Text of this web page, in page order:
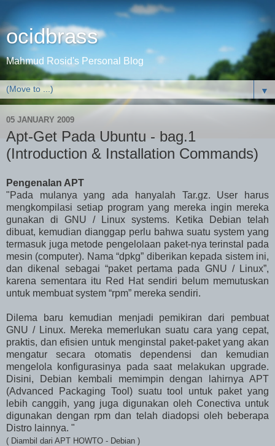
ocidbrass
Mahmud Rosid's Personal Blog
▼
05 JANUARY 2009
Apt-Get Pada Ubuntu - bag.1
(Introduction & Installation Commands)
Pengenalan APT
"Pada mulanya yang ada hanyalah Tar.gz. User harus
mengkompilasi setiap program yang mereka ingin mereka
gunakan di GNU / Linux systems. Ketika Debian telah
dibuat, kemudian dianggap perlu bahwa suatu system yang
termasuk juga metode pengelolaan paket-nya terinstal pada
mesin (computer). Nama “dpkg” diberikan kepada sistem ini,
dan dikenal sebagai “paket pertama pada GNU / Linux”,
karena sementara itu Red Hat sendiri belum memutuskan
untuk membuat system “rpm” mereka sendiri.
Dilema baru kemudian menjadi pemikiran dari pembuat
GNU / Linux. Mereka memerlukan suatu cara yang cepat,
praktis, dan efisien untuk menginstal paket-paket yang akan
mengatur secara otomatis dependensi dan kemudian
mengelola konfigurasinya pada saat melakukan upgrade.
Disini, Debian kembali memimpin dengan lahirnya APT
(Advanced Packaging Tool) suatu tool untuk paket yang
lebih canggih, yang juga digunakan oleh Conectiva untuk
digunakan dengan rpm dan telah diadopsi oleh beberapa
Distro lainnya. "
( Diambil dari APT HOWTO - Debian )